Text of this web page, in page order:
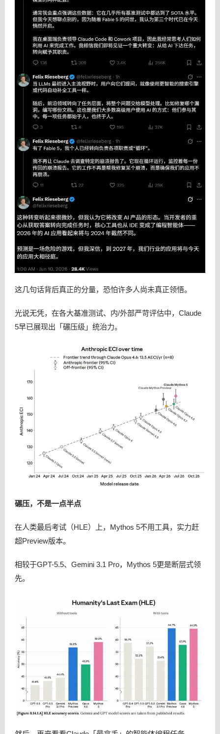
这几句话背后真正的分量，恐怕许多人尚未真正领悟。
光说无凭，在各大基准测试、内/外部严苛评估中，Claude
5早已展现出「碾压级」统治力。
碾压，不是一点半点
在人类最后考试（HLE）上，Mythos 5不用工具，实力赶
超Preview版本。
相较于GPT-5.5、Gemini 3.1 Pro，Mythos 5更是断层式领
先。